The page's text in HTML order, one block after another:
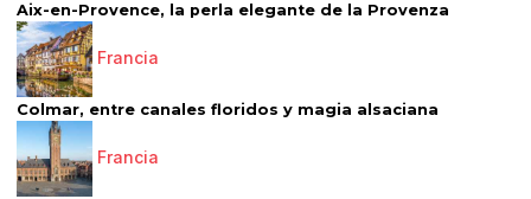
Aix-en-Provence, la perla elegante de la Provenza
Francia
Colmar, entre canales floridos y magia alsaciana
Francia